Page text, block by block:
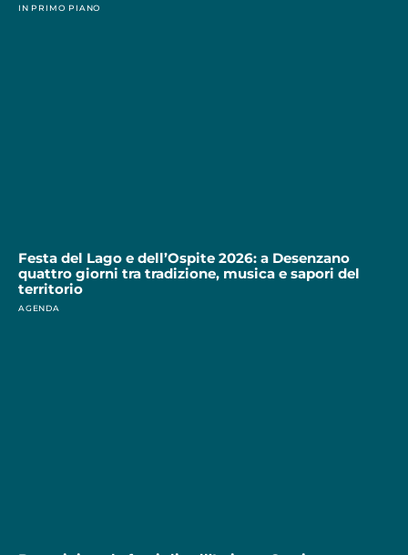
IN PRIMO PIANO
Festa del Lago e dell’Ospite 2026: a Desenzano
quattro giorni tra tradizione, musica e sapori del
territorio
AGENDA